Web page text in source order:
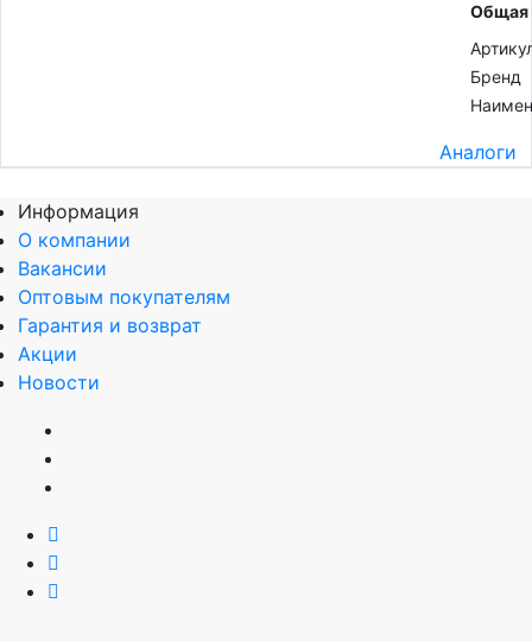
Общая
Бренд
Аналоги
Информация
О компании
Вакансии
Оптовым покупателям
Гарантия и возврат
Акции
Новости